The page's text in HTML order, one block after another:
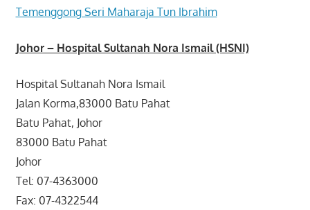
Temenggong Seri Maharaja Tun Ibrahim
Johor – Hospital Sultanah Nora Ismail (HSNI)
Hospital Sultanah Nora Ismail
Jalan Korma,83000 Batu Pahat
Batu Pahat, Johor
83000 Batu Pahat
Johor
Tel: 07-4363000
Fax: 07-4322544